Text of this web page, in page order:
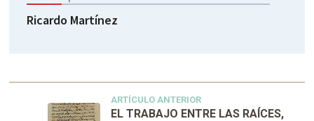
Ricardo Martínez
ARTÍCULO ANTERIOR
EL TRABAJO ENTRE LAS RAÍCES,